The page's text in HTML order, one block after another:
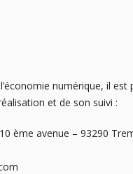
numérique, il
et de son suivi :
ème avenue – 93290